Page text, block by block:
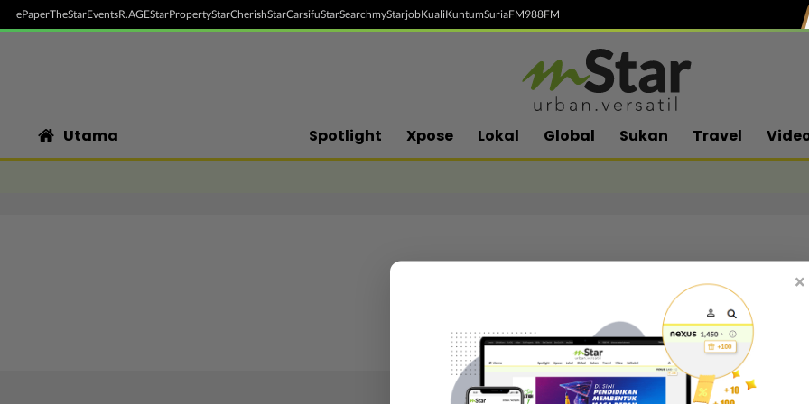
ePaperTheStarEventsR.AGEStarPropertyStarCherishStarCarsifuStarSearchmyStarjobKualiKuntumSuriaFM988FM
Utama Spotlight Xpose Lokal Global Sukan Travel
Follow media sosial kami
×